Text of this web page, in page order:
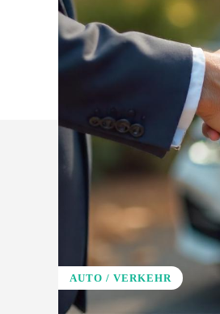
AUTO / VERKEHR